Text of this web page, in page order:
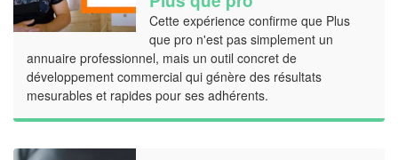
Cette expérience confirme que Plus
que pro n'est pas simplement un
annuaire professionnel, mais un outil concret de
développement commercial qui génère des résultats
mesurables et rapides pour ses adhérents.